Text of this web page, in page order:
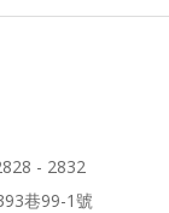
- 2832
巷99-1號